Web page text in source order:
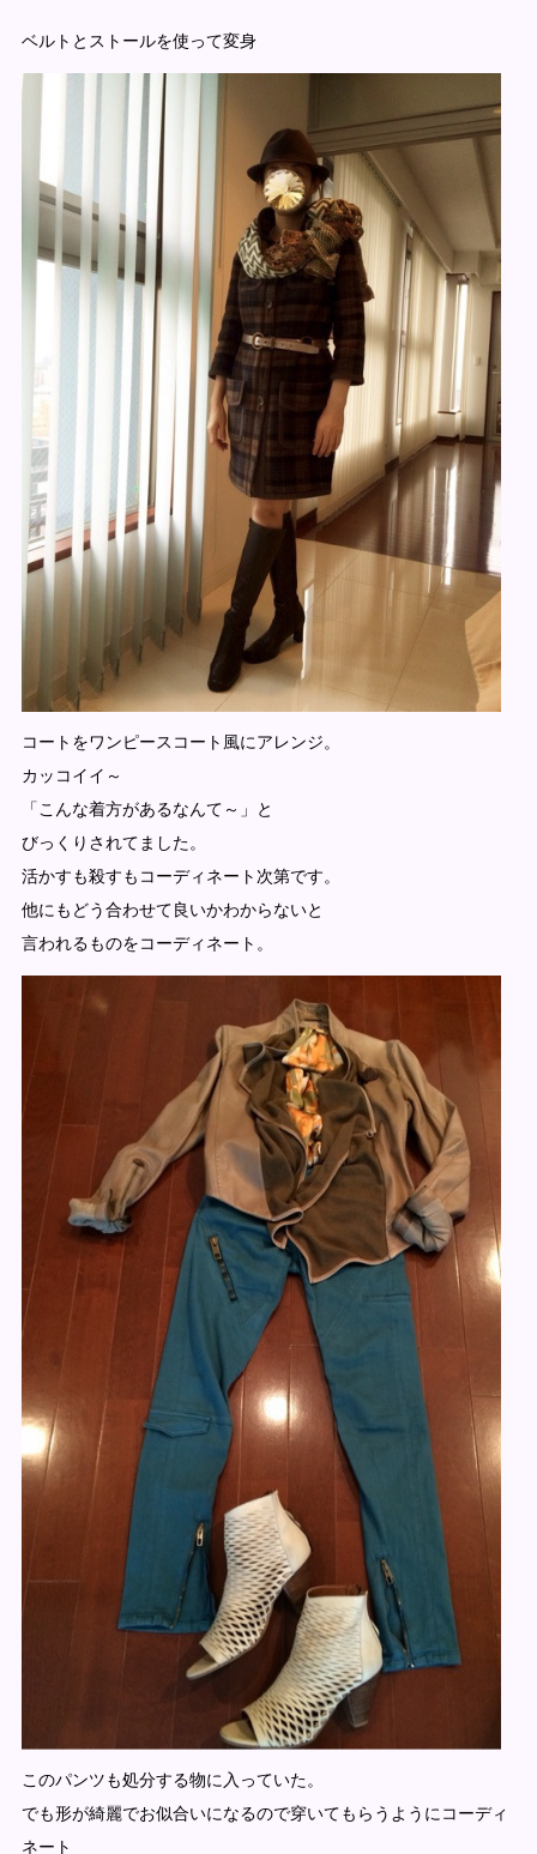
ベルトとストールを使って変身
コートをワンピースコート風にアレンジ。
カッコイイ～
「こんな着方があるなんて～」と
びっくりされてました。
活かすも殺すもコーディネート次第です。
他にもどう合わせて良いかわからないと
言われるものをコーディネート。
このパンツも処分する物に入っていた。
でも形が綺麗でお似合いになるので穿いてもらうようにコーディ
ネート